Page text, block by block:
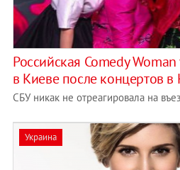
Российская Comedy
в Киеве после концертов
СБУ никак не отреагировала на
Украина